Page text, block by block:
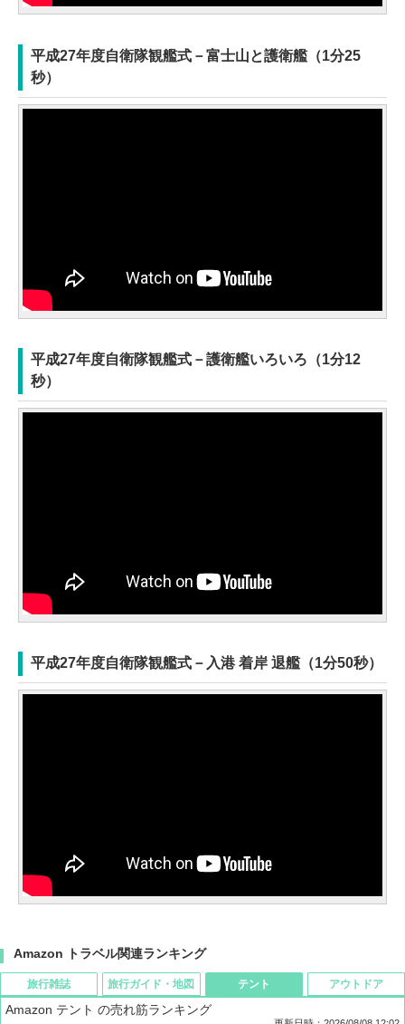
平成27年度自衛隊観艦式－富士山と護衛艦（1分25
秒）
平成27年度自衛隊観艦式－護衛艦いろいろ（1分12
秒）
平成27年度自衛隊観艦式－入港 着岸 退艦（1分50秒）
Amazon トラベル関連ランキング
旅行雑誌 旅行ガイド・地図 テント
Amazon テント の売れ筋ランキング
アウトドア